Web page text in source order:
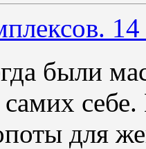
были
самих
для